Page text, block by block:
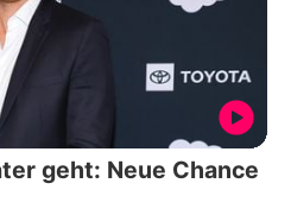
geht: Neue Chance